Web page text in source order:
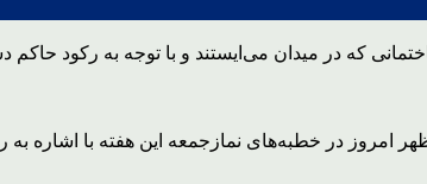
که در میدان می‌ایستند و با توجه به رکود
امروز در خطبه‌های نمازجمعه این هفته با اشاره